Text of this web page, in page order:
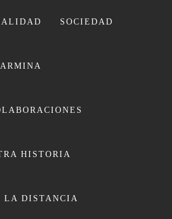
SOCIEDAD
HISTORIA
LA DISTANCIA
LEIVA